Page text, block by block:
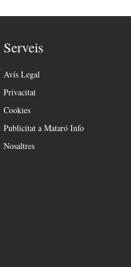
Serveis
Avís Legal
Privacitat
Cookies
Publicitat a Mataró Info
Nosaltres